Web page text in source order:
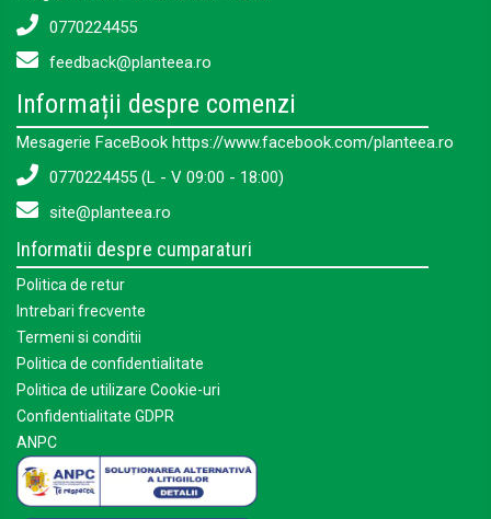
0770224455
feedback@planteea.ro
Informații despre comenzi
Mesagerie FaceBook https://www.facebook.com/planteea.ro
0770224455 (L - V 09:00 - 18:00)
site@planteea.ro
Informatii despre cumparaturi
Politica de retur
Intrebari frecvente
Termeni si conditii
Politica de confidentialitate
Politica de utilizare Cookie-uri
Confidentialitate GDPR
ANPC